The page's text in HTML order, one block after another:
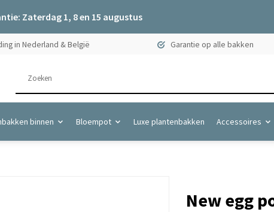
Zaterdag 1, 8 en 15 augustus
in Nederland & België Garantie op alle bakken
binnen Bloempot Luxe plantenbakken Accessoires
New egg